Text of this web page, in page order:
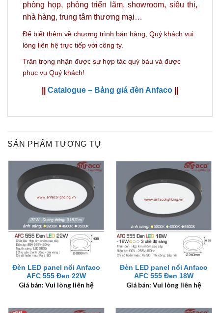
phòng họp, phòng triển lãm, showroom, siêu thị,
nhà hàng, trung tâm thương mại…
Để biết thêm về chương trình bán hàng, Quý khách vui
lòng liên hệ trực tiếp với công ty.
Trân trọng nhận được sự hợp tác quý báu và được
phục vụ Quý khách!
Catalogue – Bảng giá đèn Anfaco
SẢN PHẨM TƯƠNG TỰ
Đèn LED panel nổi Anfaco
AFC 555 Đen 22W
Giá bán: Vui lòng liên hệ
Đèn LED panel nổi Anfaco
AFC 555 Đen 18W
Giá bán: Vui lòng liên hệ